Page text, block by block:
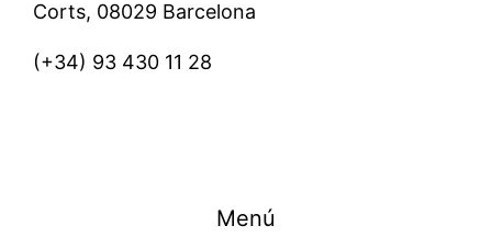
Corts, 08029 Barcelona
(+34) 93 430 11 28
Menú